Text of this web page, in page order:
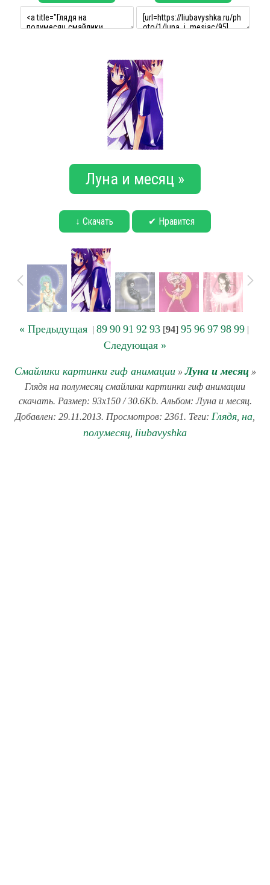
Луна и месяц »
↓ Скачать ✔ Нравится
« Предыдущая| 89 90 91 92 93[94] 95 96 97 98 99|
Следующая »
Смайлики картинки гиф анимации»Луна и месяц»
Глядя на полумесяц смайлики картинки гиф анимации
скачать. Размер: 93x150 / 30.6Kb. Альбом: Луна и месяц.
Добавлен: 29.11.2013. Просмотров: 2361. Теги: Глядя на
полумесяц liubavyshka